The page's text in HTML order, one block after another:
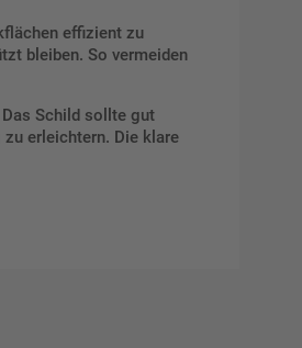
effizient zu
bleiben. So vermeiden
Schild sollte gut
erleichtern. Die klare